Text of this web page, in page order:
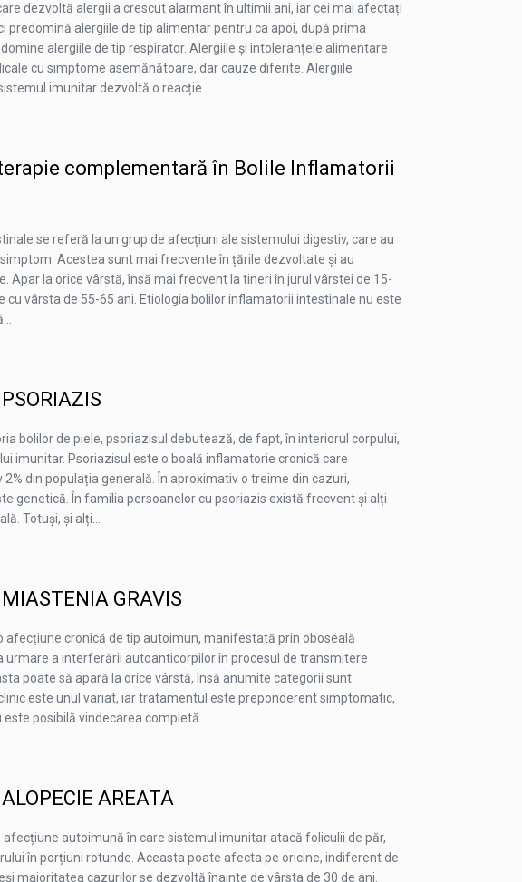
dezvoltă alergii a crescut alarmant în ultimii ani, iar cei mai afectați
predomină alergiile de tip alimentar pentru ca apoi, după prima
alergiile de tip respirator. Alergiile și intoleranțele alimentare
cu simptome asemănătoare, dar cauze diferite. Alergiile
imunitar dezvoltă o reacție...
terapie complementară în Bolile Inflamatorii
se referă la un grup de afecțiuni ale sistemului digestiv, care au
Acestea sunt mai frecvente în țările dezvoltate și au
Apar la orice vârstă, însă mai frecvent la tineri în jurul vârstei de 15-
cu vârsta de 55-65 ani. Etiologia bolilor inflamatorii intestinale nu este
bolilor de piele, psoriazisul debutează, de fapt, în interiorul corpului,
imunitar. Psoriazisul este o boală inflamatorie cronică care
din populația generală. În aproximativ o treime din cazuri,
genetică. În familia persoanelor cu psoriazis există frecvent și alți
Totuși, și alți...
GRAVIS
afecțiune cronică de tip autoimun, manifestată prin oboseală
urmare a interferării autoanticorpilor în procesul de transmitere
poate să apară la orice vârstă, însă anumite categorii sunt
este unul variat, iar tratamentul este preponderent simptomatic,
posibilă vindecarea completă...
AREATA
autoimună în care sistemul imunitar atacă foliculii de păr,
în porțiuni rotunde. Aceasta poate afecta pe oricine, indiferent de
majoritatea cazurilor se dezvoltă înainte de vârsta de 30 de ani.